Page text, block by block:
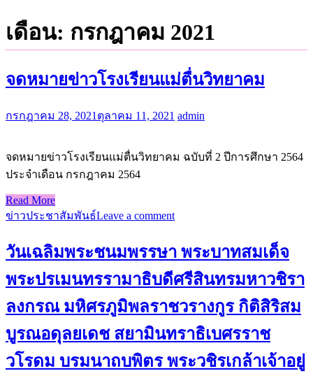
เดือน: กรกฎาคม 2021
จดหมายข่าวโรงเรียนแม่ตื่นวิทยาคม
กรกฎาคม 28, 2021 ตุลาคม 11, 2021 admin
จดหมายข่าวโรงเรียนแม่ตื่นวิทยาคม ฉบับที่ 2 ปีการศึกษา 2564
ประจำเดือน กรกฎาคม 2564
Read More
ข่าวประชาสัมพันธ์Leave a comment
วันเฉลิมพระชนมพรรษา พระบาทสมเด็จ
พระปรเมนทรรามาธิบดีศรีสินทรมหาวชิรา
ลงกรณ มหิศรภูมิพลราชวรางกูร กิติสิริสม
บูรณอดุลยเดช สยามินทราธิเบศรราช
วโรดม บรมนาถบพิตร พระวชิรเกล้าเจ้าอยู่